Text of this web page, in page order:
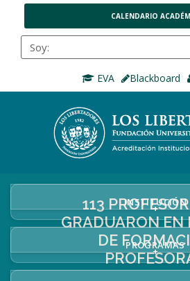
CALENDARIO
EVA Blackboard
INSTITUCIÓN
+
PROGRAMAS
+
113
GRADUARON EN
DE